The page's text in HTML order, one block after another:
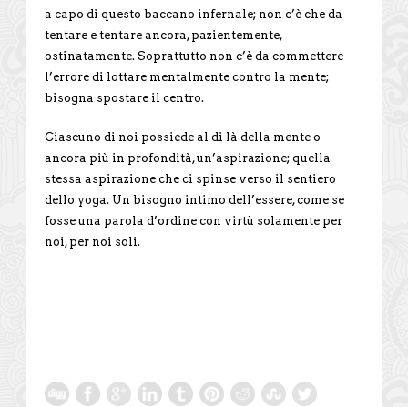
a capo di questo baccano infernale; non c’è che da
tentare e tentare ancora, pazientemente,
ostinatamente. Soprattutto non c’è da commettere
l’errore di lottare mentalmente contro la mente;
bisogna spostare il centro.
Ciascuno di noi possiede al di là della mente o
ancora più in profondità, un’aspirazione; quella
stessa aspirazione che ci spinse verso il sentiero
dello yoga. Un bisogno intimo dell’essere, come se
fosse una parola d’ordine con virtù solamente per
noi, per noi soli.